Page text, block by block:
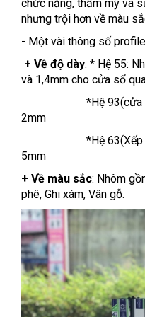
chức năng, thẩm mỹ và
nhưng trội hơn về màu
- Một vài thông số
+ Về độ dày: * Hệ 55:
và 1,4mm cho cửa sổ
*Hệ 93(cửa đi mở
2mm
*Hệ 63(Xếp
5mm
+ Về màu sắc: Nhôm
phê, Ghi xám, Vân gỗ.